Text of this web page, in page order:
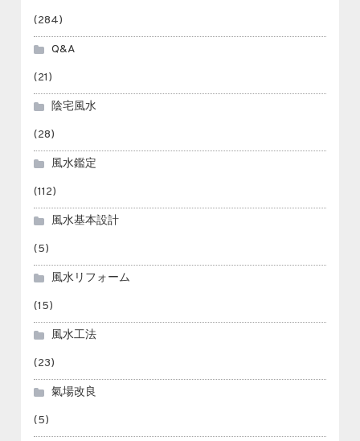
(284)
Q&A
(21)
陰宅風水
(28)
風水鑑定
(112)
風水基本設計
(5)
風水リフォーム
(15)
風水工法
(23)
氣場改良
(5)